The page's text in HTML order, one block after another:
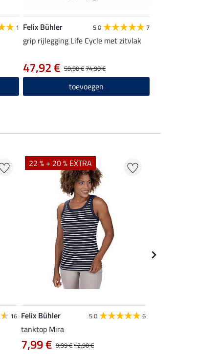
1 Felix Bühler 5.0 7
grip rijlegging Life Cycle met zitvlak
59,90 €74,90 €
47,92 €
toevoegen
16
22 % + 20 % EXTRA
Felix Bühler 5.0 6
tanktop Mira
9,99 €12,90 €
7,99 €